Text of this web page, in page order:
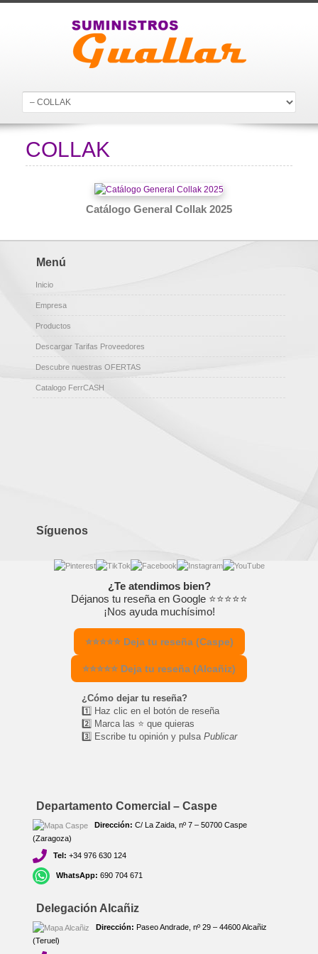
COLLAK
Catálogo General Collak 2025
Menú
Inicio
Empresa
Productos
Descargar Tarifas Proveedores
Descubre nuestras OFERTAS
Catalogo FerrCASH
Síguenos
¿Te atendimos bien?
Déjanos tu reseña en Google ⭐⭐⭐⭐⭐
¡Nos ayuda muchísimo!
⭐⭐⭐⭐⭐ Deja tu reseña (Caspe)
⭐⭐⭐⭐⭐ Deja tu reseña (Alcañiz)
¿Cómo dejar tu reseña?
1️⃣ Haz clic en el botón de reseña
2️⃣ Marca las ⭐ que quieras
3️⃣ Escribe tu opinión y pulsa Publicar
Departamento Comercial – Caspe
Dirección: C/ La Zaida, nº 7 – 50700 Caspe
(Zaragoza)
Tel: +34 976 630 124
WhatsApp: 690 704 671
Delegación Alcañiz
Dirección: Paseo Andrade, nº 29 – 44600 Alcañiz
(Teruel)